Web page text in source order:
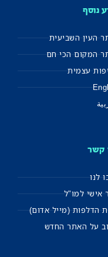
נוסף
העין השביעית
המקום הכי חם
עצמית
קשר
לנו
אישי למו"ל
הדלפות (מייל אדום)
על האתר החדש